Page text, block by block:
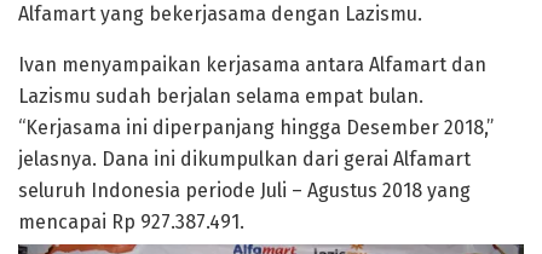
Alfamart yang bekerjasama dengan Lazismu.
Ivan menyampaikan kerjasama antara Alfamart dan
Lazismu sudah berjalan selama empat bulan.
“Kerjasama ini diperpanjang hingga Desember 2018,”
jelasnya. Dana ini dikumpulkan dari gerai Alfamart
seluruh Indonesia periode Juli – Agustus 2018 yang
mencapai Rp 927.387.491.